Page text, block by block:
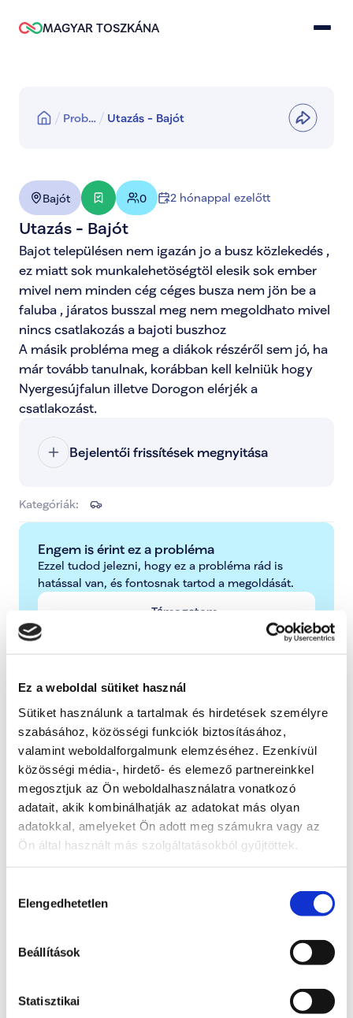
Ez a weboldal sütiket használ
Sütiket használunk a tartalmak és hirdetések személyre
szabásához, közösségi funkciók biztosításához,
valamint weboldalforgalmunk elemzéséhez. Ezenkívül
közösségi média-, hirdető- és elemező partnereinkkel
megosztjuk az Ön weboldalhasználatra vonatkozó
adatait, akik kombinálhatják az adatokat más olyan
adatokkal, amelyeket Ön adott meg számukra vagy az
Ön által használt más szolgáltatásokból gyűjtöttek.
kiválasztása
Elengedhetetlen
Beállítások
Statisztikai
MAGYAR TOSZKÁNA
Prob… Utazás - Bajót
Bajót 0 2 hónappal ezelőtt
Utazás - Bajót
Bajot településen nem igazán jo a busz közlekedés ,
ez miatt sok munkalehetöségtöl elesik sok ember
mivel nem minden cég céges busza nem jön be a
faluba , járatos busszal meg nem megoldhato mivel
nincs csatlakozás a bajoti buszhoz
A másik probléma meg a diákok részéről sem jó, ha
már tovább tanulnak, korábban kell kelniük hogy
Nyergesújfalun illetve Dorogon elérjék a
csatlakozást.
Bejelentői frissítések megnyitása
Kategóriák:
Engem is érint ez a probléma
Ezzel tudod jelezni, hogy ez a probléma rád is
hatással van, és fontosnak tartod a megoldását.
Támogatom
Radnai Márk
A TISZA alelnöke, Országgyűlési képviselő,
Kormánybiztos
Teljes állapot lista megnyitása
A probléma megoldásához csatolt dokumentum(ok):
Hozzászóláshoz bejelentkezés szükséges
Bejelentkezés után azonnal csatlakozhatsz a
0 hozzászólás Időrendi sorrendbe rendezve
Státusz